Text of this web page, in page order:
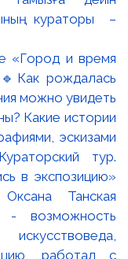
кураторы –